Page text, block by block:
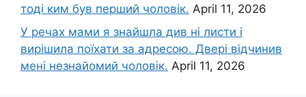
тоді ким був перший чоловік. April 11, 2026
У речах мами я знайшла див ні листи і
вирішила поїхати за адресою. Двері відчинив
мені незнайомий чоловік. April 11, 2026